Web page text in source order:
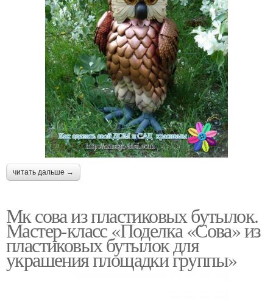
читать дальше →
Мк сова из пластиковых бутылок.
Мастер-класс «Поделка «Сова» из
пластиковых бутылок для
украшения площадки группы»